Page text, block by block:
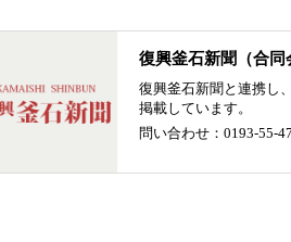
復興釜石新聞（合同
復興釜石新聞と連携し
掲載しています。
問い合わせ：0193-55-